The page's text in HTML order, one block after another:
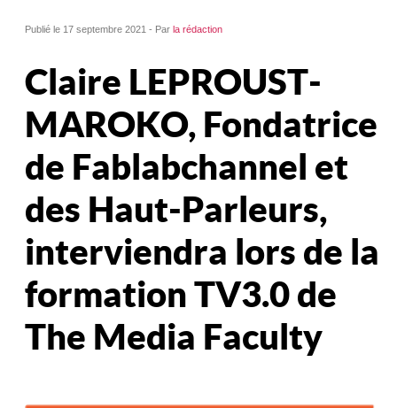
Publié le 17 septembre 2021 - Parla rédaction
Claire LEPROUST-
MAROKO, Fondatrice
de Fablabchannel et
des Haut-Parleurs,
interviendra lors de la
formation TV3.0 de
The Media Faculty